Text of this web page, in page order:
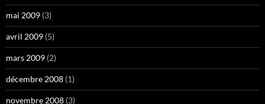
mai 2009 (3)
avril 2009 (5)
mars 2009 (2)
décembre 2008 (1)
novembre 2008 (3)